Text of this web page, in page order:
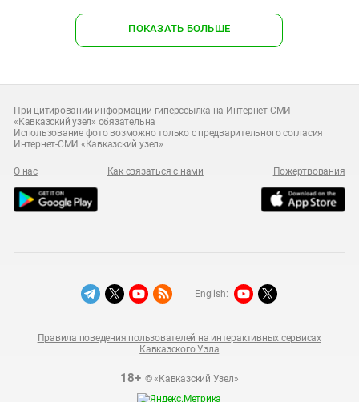
ПОКАЗАТЬ БОЛЬШЕ
При цитировании информации гиперссылка на Интернет-СМИ
«Кавказский узел» обязательна
Использование фото возможно только с предварительного согласия
Интернет-СМИ «Кавказский узел»
О нас Как связаться с нами Пожертвования
18+© «Кавказский Узел»
Правила поведения пользователей на интерактивных сервисах
Кавказского Узла
English: